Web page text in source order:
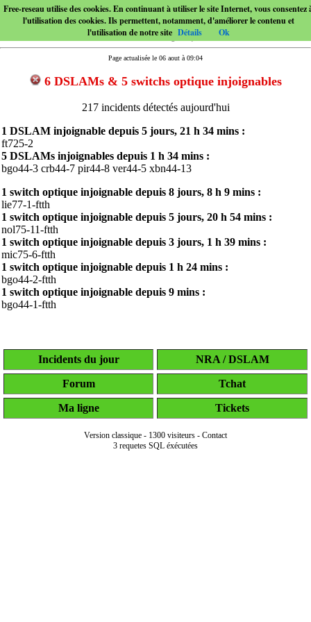
Page actualisée le 06 aout à 09:04
6 DSLAMs & 5 switchs optique injoignables
217 incidents détectés aujourd'hui
1 DSLAM injoignable depuis 5 jours, 21 h 34 mins :
ft725-2
5 DSLAMs injoignables depuis 1 h 34 mins :
bgo44-3 crb44-7 pir44-8 ver44-5 xbn44-13
1 switch optique injoignable depuis 8 jours, 8 h 9 mins :
lie77-1-ftth
1 switch optique injoignable depuis 5 jours, 20 h 54 mins :
nol75-11-ftth
1 switch optique injoignable depuis 3 jours, 1 h 39 mins :
mic75-6-ftth
1 switch optique injoignable depuis 1 h 24 mins :
bgo44-2-ftth
1 switch optique injoignable depuis 9 mins :
bgo44-1-ftth
Incidents du jour NRA / DSLAM
Forum Tchat
Ma ligne Tickets
Version classique - 1300 visiteurs - Contact
3 requetes SQL éxécutées
Free-reseau utilise des cookies. En continuant à utiliser le site Internet, vous consentez
l'utilisation des cookies. Ils permettent, notamment, d'améliorer le contenu et
l'utilisation de notre site Détails Ok